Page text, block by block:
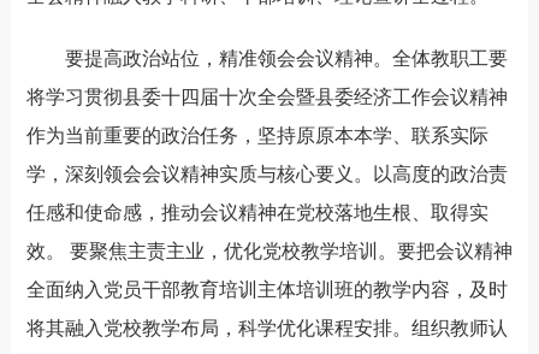
要提高政治站位 ，精准领会会议精神。 全体教职工要
将学习贯彻县委十四届十次全会暨县委经济工作会议精神
作为当前重要的政治任务，坚持原原本本学、联系实际
学，深刻领会会议精神实质与核心要义。以高度的政治责
任感和使命感，推动会议精神在党校落地生根、取得实
效。
要聚焦主责主业，优化党校教学培训 。 要把会议精神
全面纳入党员干部教育培训主体培训班的教学内容，及时
将其融入党校教学布局，科学优化课程安排。组织教师认